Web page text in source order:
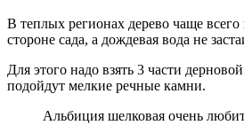
В теплых регионах дерево чаще
стороне сада, а дождевая вода не
Для этого надо взять 3 части
подойдут мелкие речные камни.
Альбиция шелковая очень